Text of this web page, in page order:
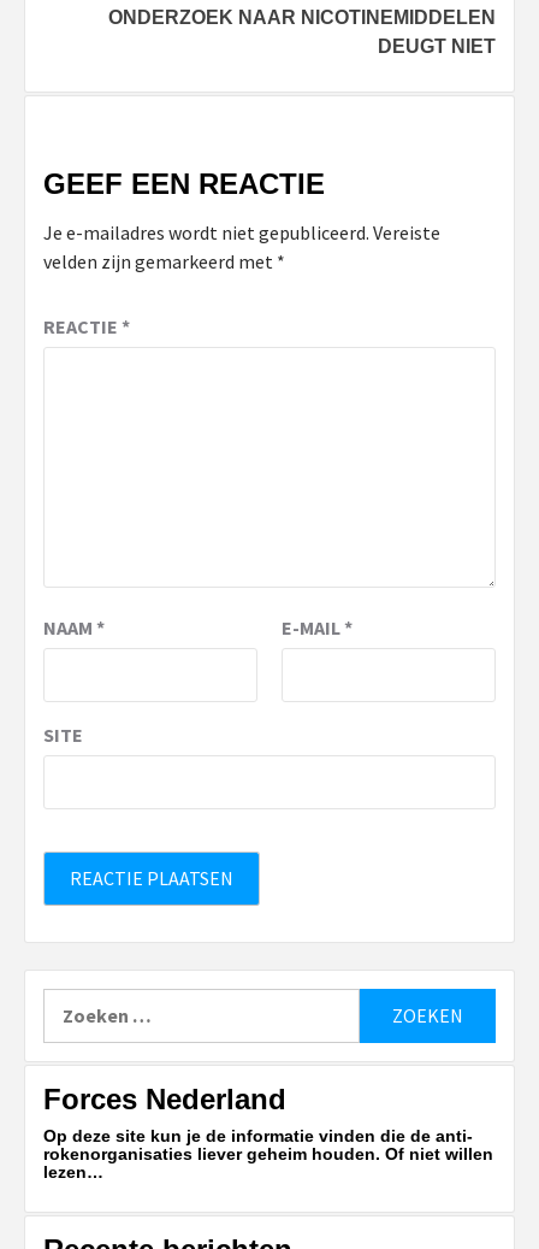
ONDERZOEK NAAR NICOTINEMIDDELEN
DEUGT NIET
GEEF EEN REACTIE
Je e-mailadres wordt niet gepubliceerd. Vereiste
velden zijn gemarkeerd met *
REACTIE *
NAAM * E-MAIL*
SITE
naar:
Forces Nederland
Op deze site kun je de informatie vinden die de anti-
rokenorganisaties liever geheim houden. Of niet willen
lezen…